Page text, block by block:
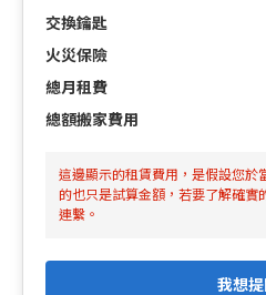
交換鑰匙
火災保險
總月租費
總額搬家費用
這邊顯示的租賃費用，是假設您於
的也只是試算金額，若要了解確實
連繫。
我想提